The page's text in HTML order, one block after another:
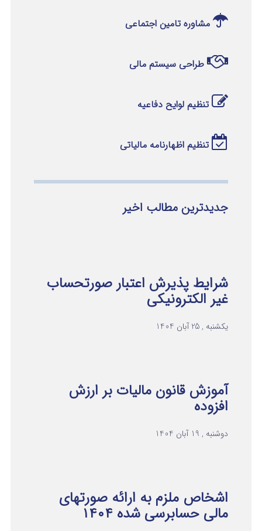
مشاوره تامین اجتماعی
طراحی سیستم مالی
تنظیم لوایح دفاعیه
تنظیم اظهارنامه مالیاتی
جدیدترین مطالب اخیر
شرایط پذیرش اعتبار صورتحساب
غیر الکترونیکی
یکشنبه , 25 آبان 1404
آموزش قانون مالیات بر ارزش
افزوده
دوشنبه , 19 آبان 1404
اشخاص ملزم به ارائه صورتهای
مالی حسابرسی شده ۱۴۰۴